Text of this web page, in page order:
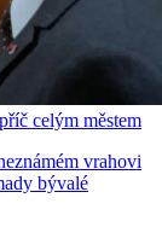
celým městem
vrahovi
bývalé